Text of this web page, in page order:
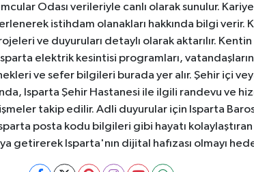
Odası verileriyle canlı olarak sunulur.
istihdam olanakları hakkında bilgi verir.
ve duyuruları detaylı olarak aktarılır.
elektrik kesintisi programları,
ve sefer bilgileri burada yer alır. Şehir içi
Isparta Şehir Hastanesi ile ilgili randevu ve
takip edilir. Adli duyurular için Isparta
posta kodu bilgileri gibi hayatı
getirerek Isparta'nın dijital hafızası olmayı